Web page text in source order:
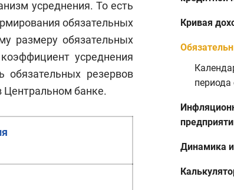
усреднения. То есть
обязательных
размеру обязательных
усреднения
обязательных резервов
Центральном банке.
Кривая
периода
Динамика